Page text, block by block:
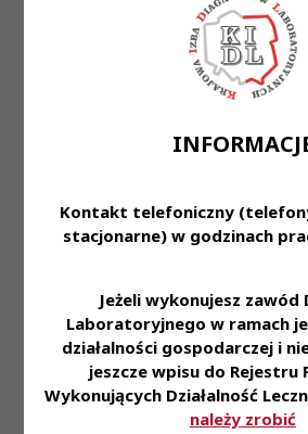
Kontakt telefoniczny
stacjonarne) w godzinach
Jeżeli wykonujesz zawód
Laboratoryjnego w ramach
działalności gospodarczej i
jeszcze wpisu do Rejestru
Wykonujących Działalność
należy zrobić
• Dobra organizacja pracy
• Umiejętność pracy w zespole
• Zaangażowanie,
pracę
• Zniżki na nasze usługi dla
• Dofinansowanie do
karty Multisport
• Możliwość korzystania z
medycznej
• Pracę w nowoczesnym
na zapoznanie się i